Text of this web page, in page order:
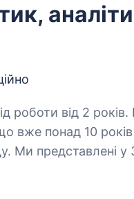
від 2 років. Вища
вже понад 10
Ми представлені у